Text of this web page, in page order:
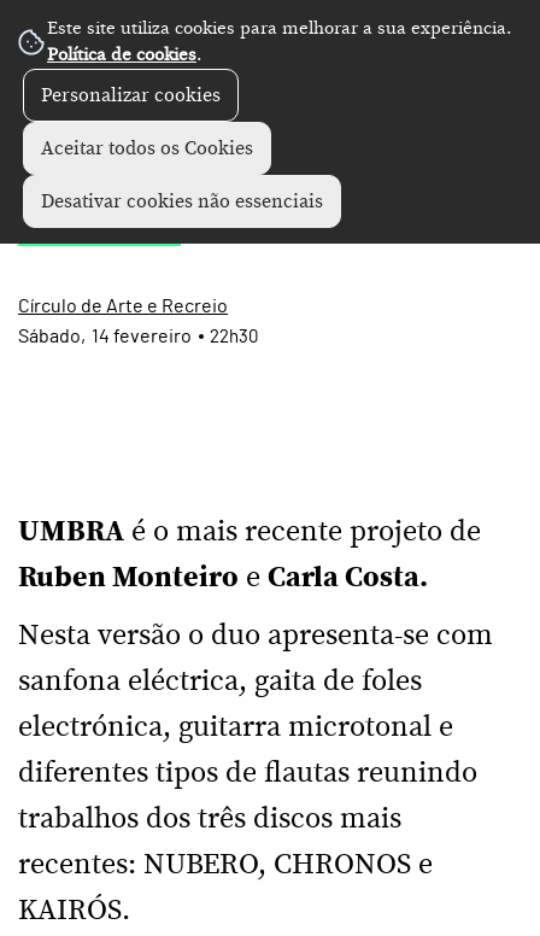
Este site utiliza cookies para melhorar a sua experiência.
Política de cookies.
Personalizar cookies
Aceitar todos os Cookies
Desativar cookies não essenciais
Concertos +
Umbra
Círculo de Arte e Recreio
14 fevereiro
Sábado 22h30
UMBRA é o mais recente projeto de
Ruben Monteiro e Carla Costa.
Nesta versão o duo apresenta-se com
sanfona eléctrica, gaita de foles
electrónica, guitarra microtonal e
diferentes tipos de flautas reunindo
trabalhos dos três discos mais
recentes: NUBERO, CHRONOS e
KAIRÓS.